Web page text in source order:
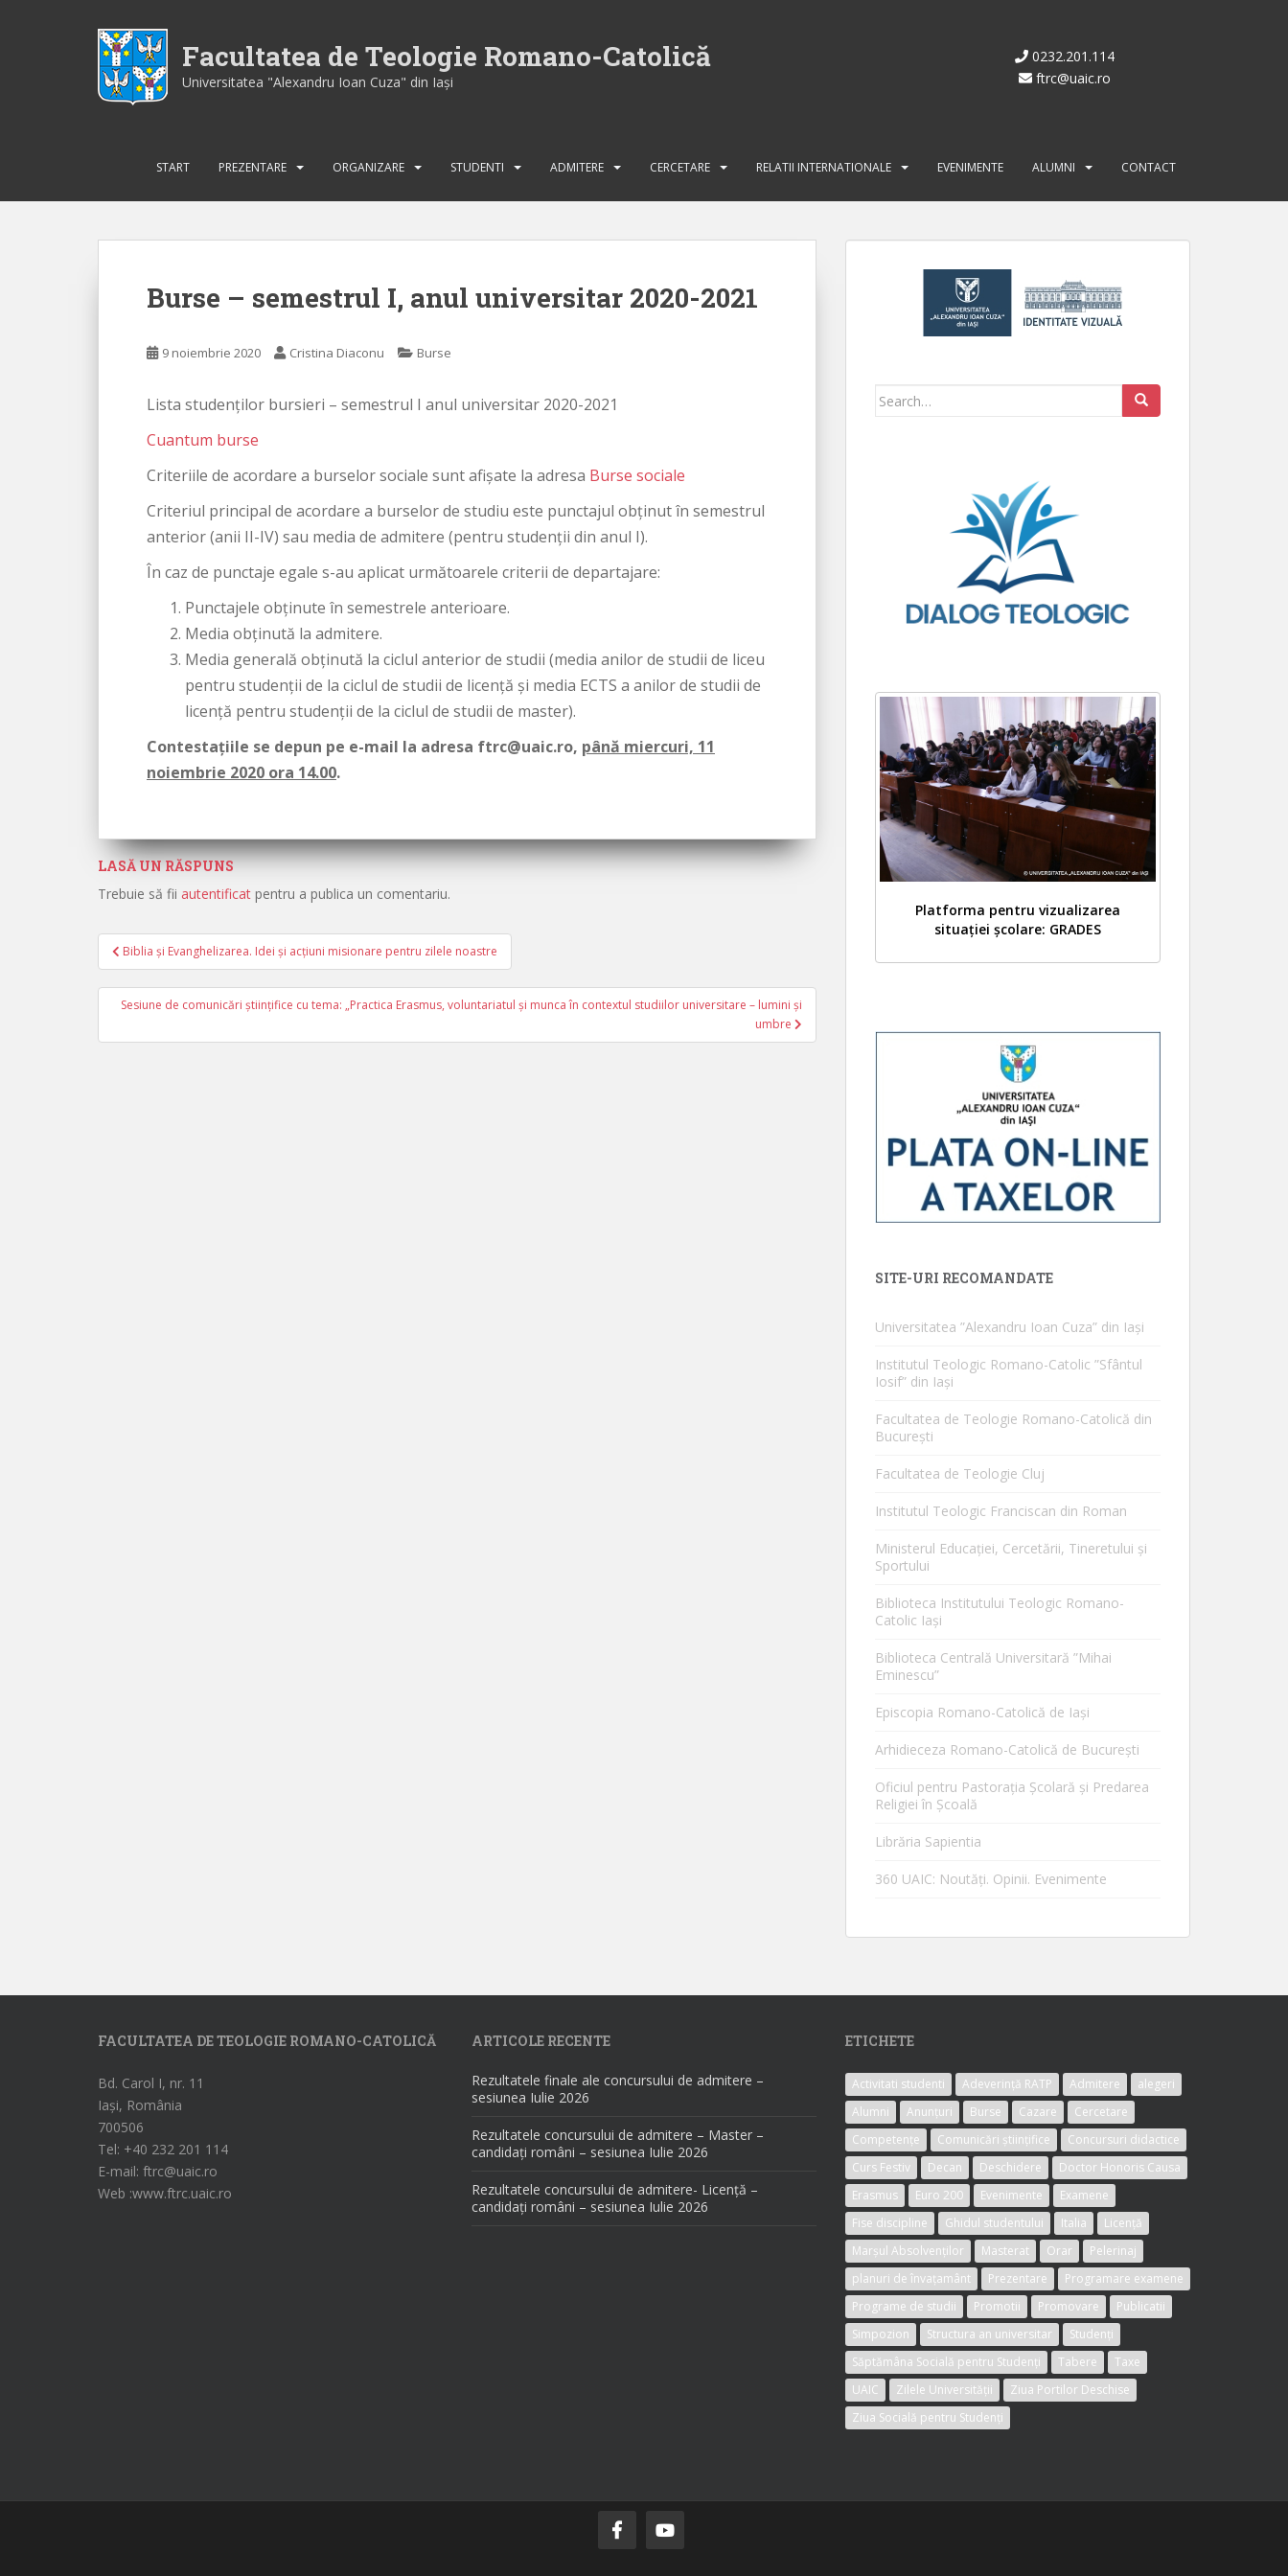
Facultatea de Teologie Romano-Catolică
Universitatea "Alexandru Ioan Cuza" din Iaşi
0232.201.114
ftrc@uaic.ro
START PREZENTARE ORGANIZARE STUDENTI ADMITERE CERCETARE RELATII INTERNATIONALE EVENIMENTE ALUMNI CONTACT
Burse – semestrul I, anul universitar 2020-2021
9 noiembrie 2020 Cristina Diaconu Burse
Lista studenților bursieri – semestrul I anul universitar 2020-2021
Cuantum burse
Criteriile de acordare a burselor sociale sunt afișate la adresa Burse sociale
Criteriul principal de acordare a burselor de studiu este punctajul obținut în semestrul
anterior (anii II-IV) sau media de admitere (pentru studenții din anul I).
În caz de punctaje egale s-au aplicat următoarele criterii de departajare:
Punctajele obținute în semestrele anterioare.
Media obținută la admitere.
Media generală obținută la ciclul anterior de studii (media anilor de studii de liceu
pentru studenții de la ciclul de studii de licență și media ECTS a anilor de studii de
licență pentru studenții de la ciclul de studii de master).
Contestaţiile se depun pe e-mail la adresa ftrc@uaic.ro, până miercuri, 11
noiembrie 2020 ora 14.00.
LASĂ UN RĂSPUNS
Trebuie să fii autentificat pentru a publica un comentariu.
Navigare în articole
Biblia și Evanghelizarea. Idei și acțiuni misionare pentru zilele noastre
Sesiune de comunicări științifice cu tema: „Practica Erasmus, voluntariatul și munca în contextul studiilor universitare – lumini și
umbre
Search for:
Platforma pentru vizualizarea
situației școlare: GRADES
SITE-URI RECOMANDATE
Universitatea ”Alexandru Ioan Cuza” din Iaşi
Institutul Teologic Romano-Catolic ”Sfântul
Iosif” din Iaşi
Facultatea de Teologie Romano-Catolică din
Bucureşti
Facultatea de Teologie Cluj
Institutul Teologic Franciscan din Roman
Ministerul Educaţiei, Cercetării, Tineretului şi
Sportului
Biblioteca Institutului Teologic Romano-
Catolic Iaşi
Biblioteca Centrală Universitară ”Mihai
Eminescu”
Episcopia Romano-Catolică de Iaşi
Arhidieceza Romano-Catolică de Bucureşti
Oficiul pentru Pastorația Școlară și Predarea
Religiei în Școală
Librăria Sapientia
360 UAIC: Noutăţi. Opinii. Evenimente
FACULTATEA DE TEOLOGIE ROMANO-CATOLICĂ
Bd. Carol I, nr. 11
Iași, România
700506
Tel: +40 232 201 114
E-mail: ftrc@uaic.ro
Web :www.ftrc.uaic.ro
ARTICOLE RECENTE
Rezultatele finale ale concursului de admitere –
sesiunea Iulie 2026
Rezultatele concursului de admitere – Master –
candidați români – sesiunea Iulie 2026
Rezultatele concursului de admitere- Licență –
candidați români – sesiunea Iulie 2026
ETICHETE
Activitati studenti Adeverință RATP Admitere
alegeri
Alumni
Anunțuri Burse Cazare
Cercetare
Competențe
Comunicări științifice
Concursuri didactice
Curs Festiv
Decan Deschidere
Doctor Honoris Causa
Erasmus
Euro 200 Evenimente
Examene
Fise discipline
Ghidul studentului Italia
Licență
Marșul Absolvenților
Masterat Orar
Pelerinaj
planuri de învațamânt
Prezentare
Programare examene
Programe de studii
Promotii Promovare
Publicatii
Simpozion
Structura an universitar
Studenți
Săptămâna Socială pentru Studenți
Tabere
Taxe
UAIC
Zilele Universității
Ziua Portilor Deschise
Ziua Socială pentru Studenți